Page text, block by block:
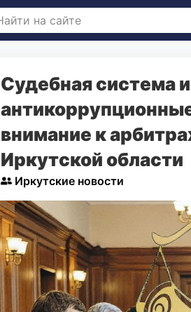
Судебная система и
внимание к
Иркутской области
Иркутские новости